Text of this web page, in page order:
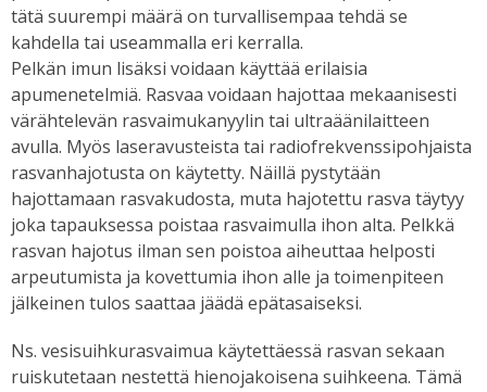
tätä suurempi määrä on turvallisempaa tehdä se
kahdella tai useammalla eri kerralla.
Pelkän imun lisäksi voidaan käyttää erilaisia
apumenetelmiä. Rasvaa voidaan hajottaa mekaanisesti
värähtelevän rasvaimukanyylin tai ultraäänilaitteen
avulla. Myös laseravusteista tai radiofrekvenssipohjaista
rasvanhajotusta on käytetty. Näillä pystytään
hajottamaan rasvakudosta, muta hajotettu rasva täytyy
joka tapauksessa poistaa rasvaimulla ihon alta. Pelkkä
rasvan hajotus ilman sen poistoa aiheuttaa helposti
arpeutumista ja kovettumia ihon alle ja toimenpiteen
jälkeinen tulos saattaa jäädä epätasaiseksi.
Ns. vesisuihkurasvaimua käytettäessä rasvan sekaan
ruiskutetaan nestettä hienojakoisena suihkeena. Tämä